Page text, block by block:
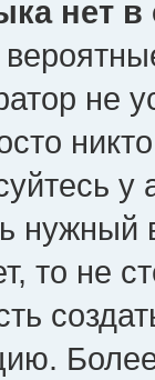
нет в
не
у
нужный
то не